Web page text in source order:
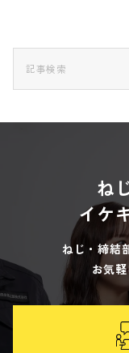
ね
イケ
ねじ・締結
お気